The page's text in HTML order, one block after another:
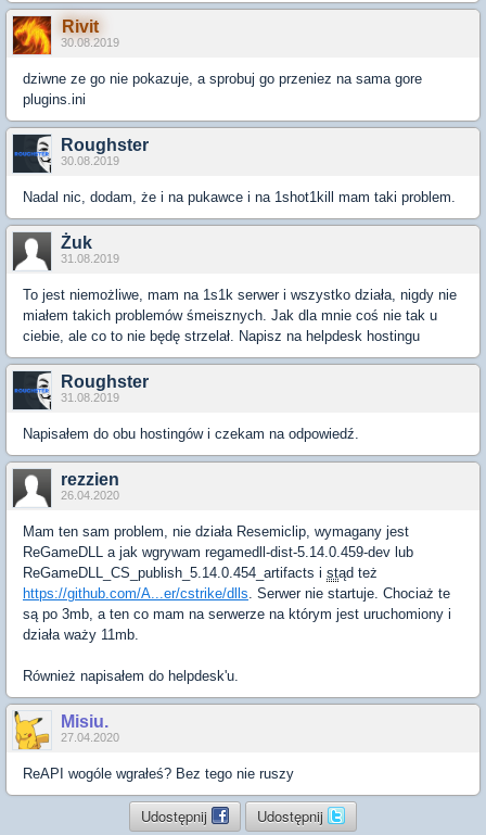
Rivit
30.08.2019
dziwne ze go nie pokazuje, a sprobuj go przeniez na sama gore
plugins.ini
Roughster
30.08.2019
Nadal nic, dodam, że i na pukawce i na 1shot1kill mam taki problem.
Żuk
31.08.2019
To jest niemożliwe, mam na 1s1k serwer i wszystko działa, nigdy nie
miałem takich problemów śmeisznych. Jak dla mnie coś nie tak u
ciebie, ale co to nie będę strzelał. Napisz na helpdesk hostingu
Roughster
31.08.2019
Napisałem do obu hostingów i czekam na odpowiedź.
rezzien
26.04.2020
Mam ten sam problem, nie działa Resemiclip, wymagany jest
ReGameDLL a jak wgrywam regamedll-dist-5.14.0.459-dev lub
ReGameDLL_CS_publish_5.14.0.454_artifacts i stąd też
https://github.com/A...er/cstrike/dlls . Serwer nie startuje. Chociaż te
są po 3mb, a ten co mam na serwerze na którym jest uruchomiony i
działa waży 11mb.
Również napisałem do helpdesk'u.
Misiu.
27.04.2020
ReAPI wogóle wgrałeś? Bez tego nie ruszy
Udostępnij Udostępnij